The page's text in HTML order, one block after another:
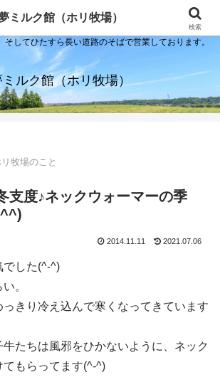
の金沢の隣にある内灘町にあるソフトクリーム屋で
展開する当店は、まるで小京都ならぬ小北海道のよう
してひたすら長い道路のそばで営業しております。
ミルク館（ホリ牧場）
牧場のこと
支度♪ネックウォーマーの季
2014.11.11 2021.07.06
でした(^-^)
。
っきり冷え込んで寒くなってきています
たちは風邪をひかないように、ネック
てもらってます(^-^)
ミルク館（ホリ牧場）
検索